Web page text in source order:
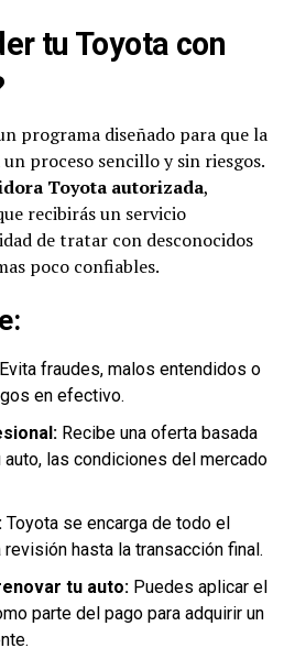
tu Toyota con
programa diseñado para que la
proceso sencillo y sin riesgos.
Toyota autorizada,
recibirás un servicio
de tratar con desconocidos
poco confiables.
Evita fraudes, malos entendidos o
en efectivo.
Recibe una oferta basada
las condiciones del mercado
Toyota se encarga de todo el
hasta la transacción final.
tu auto: Puedes aplicar el
parte del pago para adquirir un